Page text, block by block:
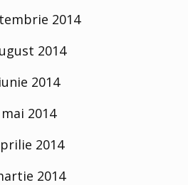
2014
2014
iunie 2014
mai 2014
2014
2014